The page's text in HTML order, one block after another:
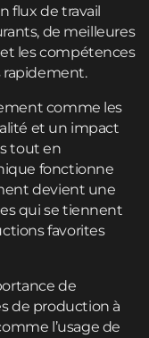
flux de travail
de meilleures
les compétences
comme les
et un impact
tout en
fonctionne
devient une
qui se tiennent
favorites
de
de production à
l’usage de